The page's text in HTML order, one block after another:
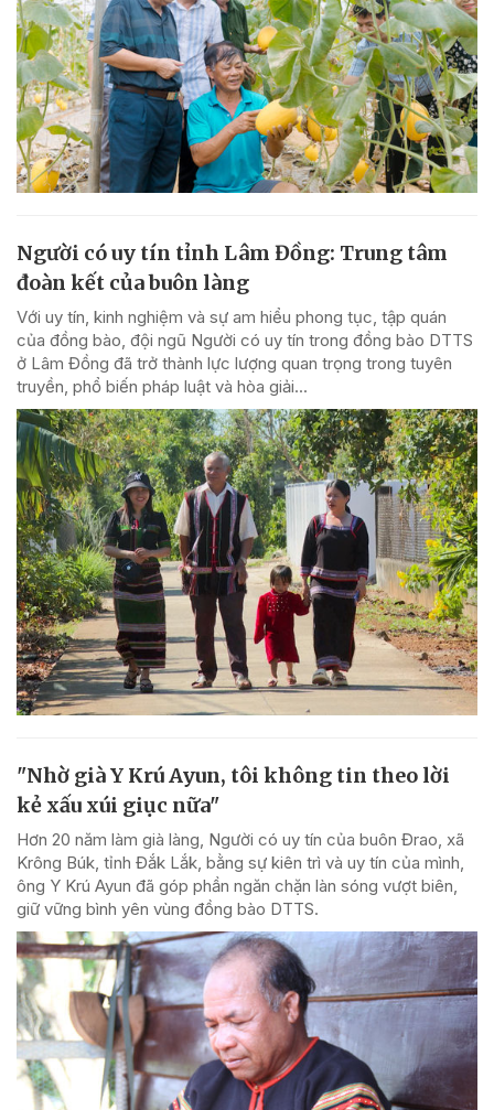
Người có uy tín tỉnh Lâm Đồng: Trung tâm
đoàn kết của buôn làng
Với uy tín, kinh nghiệm và sự am hiểu phong tục, tập quán
của đồng bào, đội ngũ Người có uy tín trong đồng bào DTTS
ở Lâm Đồng đã trở thành lực lượng quan trọng trong tuyên
truyền, phổ biến pháp luật và hòa giải...
"Nhờ già Y Krú Ayun, tôi không tin theo lời
kẻ xấu xúi giục nữa"
Hơn 20 năm làm già làng, Người có uy tín của buôn Đrao, xã
Krông Búk, tỉnh Đắk Lắk, bằng sự kiên trì và uy tín của mình,
ông Y Krú Ayun đã góp phần ngăn chặn làn sóng vượt biên,
giữ vững bình yên vùng đồng bào DTTS.